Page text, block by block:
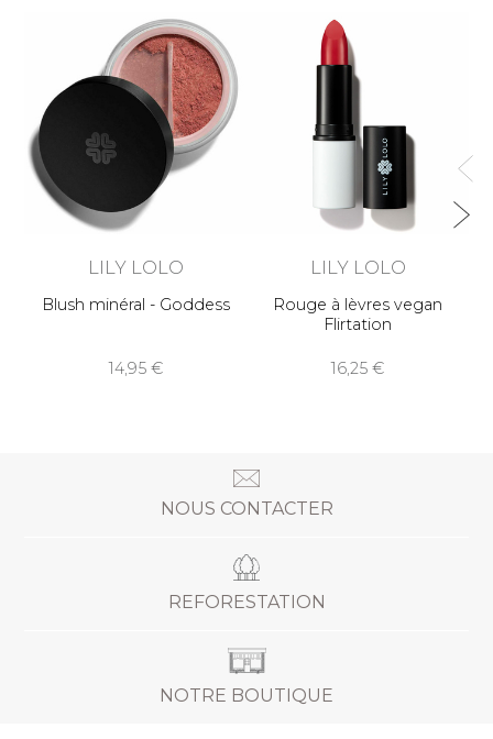
LILY LOLO
Blush minéral - Goddess
14,95
LILY LOLO
Rouge à lèvres vegan
Flirtation
16,25
NOUS CONTACTER
REFORESTATION
NOTRE BOUTIQUE